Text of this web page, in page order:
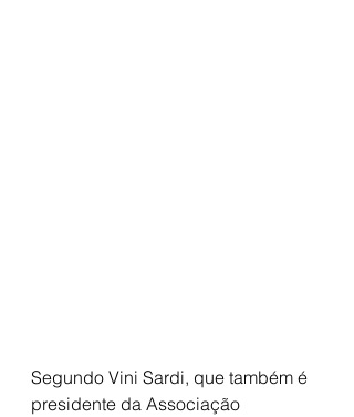
Segundo Vini Sardi, que também é
presidente da Associação